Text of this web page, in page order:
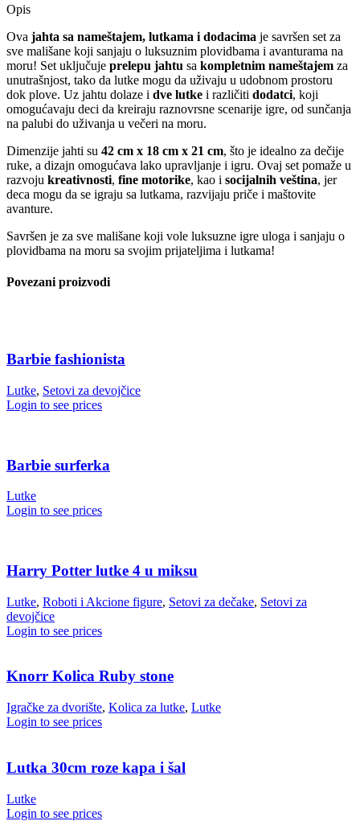
Opis
Ova jahta sa nameštajem, lutkama i dodacima je savršen set za
sve mališane koji sanjaju o luksuznim plovidbama i avanturama na
moru! Set uključuje prelepu jahtu sa kompletnim nameštajem za
unutrašnjost, tako da lutke mogu da uživaju u udobnom prostoru
dok plove. Uz jahtu dolaze i dve lutke i različiti dodatci, koji
omogućavaju deci da kreiraju raznovrsne scenarije igre, od sunčanja
na palubi do uživanja u večeri na moru.
Dimenzije jahti su 42 cm x 18 cm x 21 cm, što je idealno za dečije
ruke, a dizajn omogućava lako upravljanje i igru. Ovaj set pomaže u
razvoju kreativnosti, fine motorike, kao i socijalnih veština, jer
deca mogu da se igraju sa lutkama, razvijaju priče i maštovite
avanture.
Savršen je za sve mališane koji vole luksuzne igre uloga i sanjaju o
plovidbama na moru sa svojim prijateljima i lutkama!
Povezani proizvodi
Barbie fashionista
Lutke, Setovi za devojčice
Login to see prices
Barbie surferka
Lutke
Login to see prices
Harry Potter lutke 4 u miksu
Lutke, Roboti i Akcione figure, Setovi za dečake, Setovi za
devojčice
Login to see prices
Knorr Kolica Ruby stone
Igračke za dvorište, Kolica za lutke, Lutke
Login to see prices
Lutka 30cm roze kapa i šal
Lutke
Login to see prices